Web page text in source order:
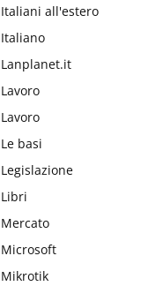
Italiani all'estero
Italiano
Lanplanet.it
Lavoro
Lavoro
Le basi
Legislazione
Libri
Mercato
Microsoft
Mikrotik